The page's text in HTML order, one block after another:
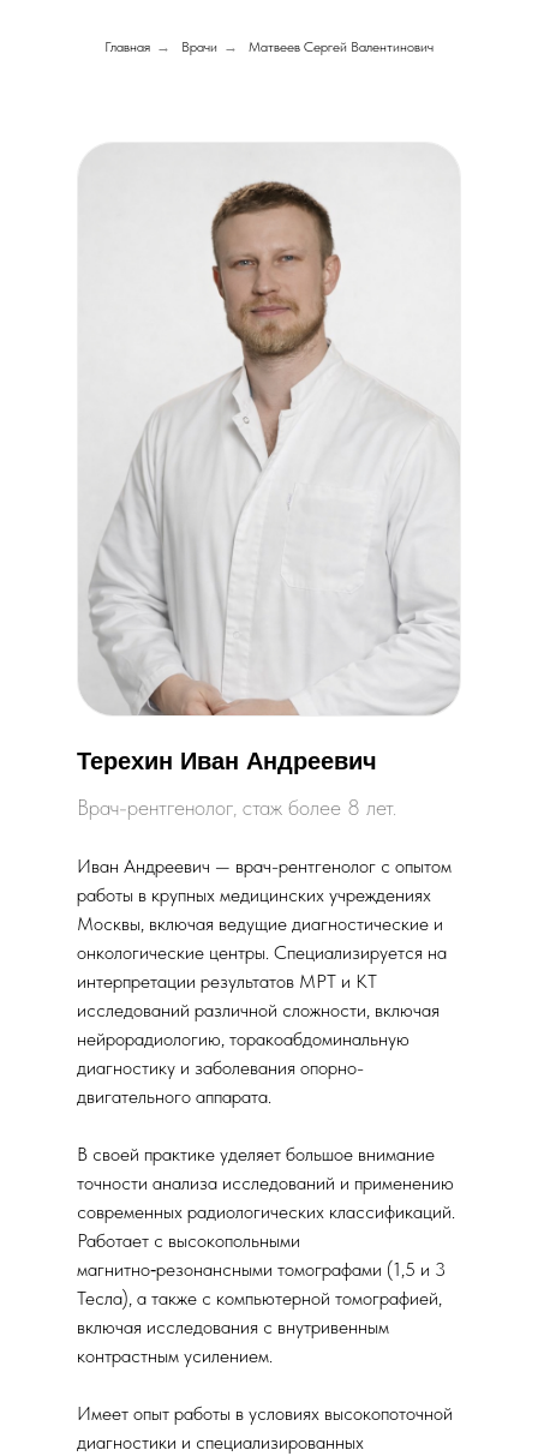
Главная → Врачи → Матвеев Сергей Валентинович
Терехин Иван Андреевич
Врач-рентгенолог, стаж более 8 лет.
Иван Андреевич — врач-рентгенолог с опытом
работы в крупных медицинских учреждениях
Москвы, включая ведущие диагностические и
онкологические центры. Специализируется на
интерпретации результатов МРТ и КТ
исследований различной сложности, включая
нейрорадиологию, торакоабдоминальную
диагностику и заболевания опорно-
двигательного аппарата.
В своей практике уделяет большое внимание
точности анализа исследований и применению
современных радиологических классификаций.
Работает с высокопольными
магнитно‑резонансными томографами (1,5 и 3
Тесла), а также с компьютерной томографией,
включая исследования с внутривенным
контрастным усилением.
Имеет опыт работы в условиях высокопоточной
диагностики и специализированных